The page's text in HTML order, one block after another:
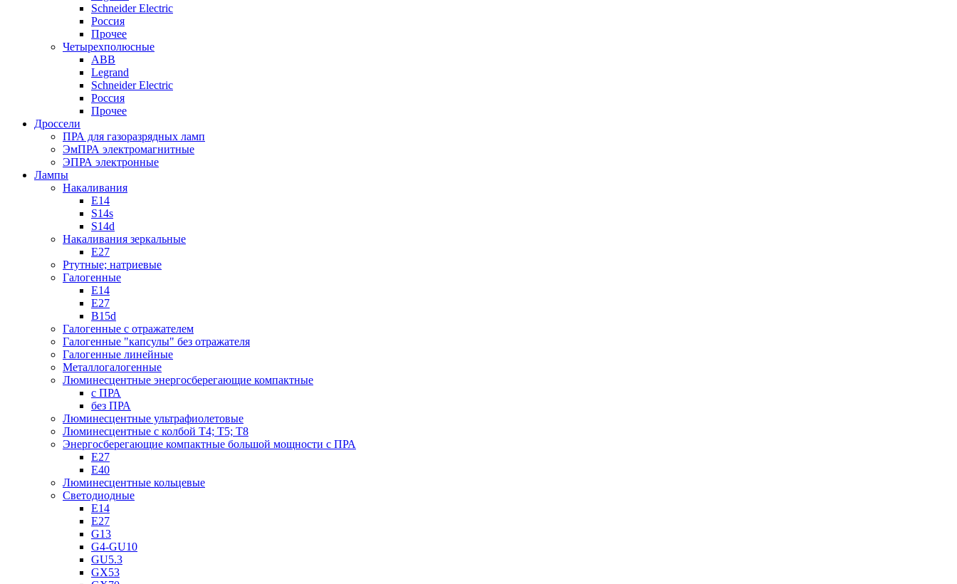
Schneider Electric
Россия
Прочее
Четырехполюсные
ABB
Legrand
Schneider Electric
Россия
Прочее
Дроссели
ПРА для газоразрядных ламп
ЭмПРА электромагнитные
ЭПРА электронные
Лампы
Накаливания
Е14
S14s
S14d
Накаливания зеркальные
Е27
Ртутные; натриевые
Галогенные
Е14
Е27
B15d
Галогенные с отражателем
Галогенные "капсулы" без отражателя
Галогенные линейные
Металлогалогенные
Люминесцентные энергосберегающие компактные
с ПРА
без ПРА
Люминесцентные ультрафиолетовые
Люминесцентные с колбой Т4; Т5; T8
Энергосберегающие компактные большой мощности с ПРА
Е27
Е40
Люминесцентные кольцевые
Светодиодные
Е14
Е27
G13
G4-GU10
GU5.3
GX53